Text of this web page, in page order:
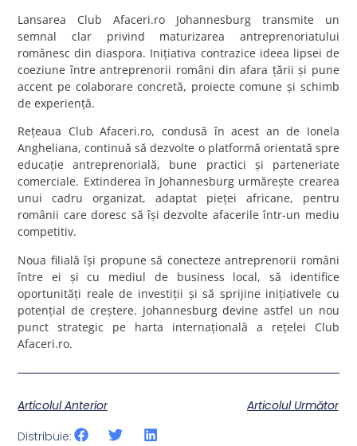
Lansarea Club Afaceri.ro Johannesburg transmite un
semnal clar privind maturizarea antreprenoriatului
românesc din diaspora. Inițiativa contrazice ideea lipsei de
coeziune între antreprenorii români din afara țării și pune
accent pe colaborare concretă, proiecte comune și schimb
de experiență.
Rețeaua Club Afaceri.ro, condusă în acest an de Ionela
Angheliana, continuă să dezvolte o platformă orientată spre
educație antreprenorială, bune practici și parteneriate
comerciale. Extinderea în Johannesburg urmărește crearea
unui cadru organizat, adaptat pieței africane, pentru
românii care doresc să își dezvolte afacerile într-un mediu
competitiv.
Noua filială își propune să conecteze antreprenorii români
între ei și cu mediul de business local, să identifice
oportunități reale de investiții și să sprijine inițiativele cu
potențial de creștere. Johannesburg devine astfel un nou
punct strategic pe harta internațională a rețelei Club
Afaceri.ro.
Articolul Anterior
Articolul Următor
Distribuie: